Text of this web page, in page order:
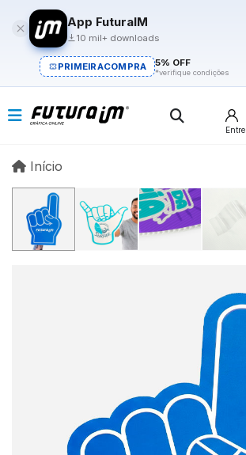
App FuturaIM
10 mil+ downloads
PRIMEIRACOMPRA 5% OFF
*verifique condições
Entre
Início